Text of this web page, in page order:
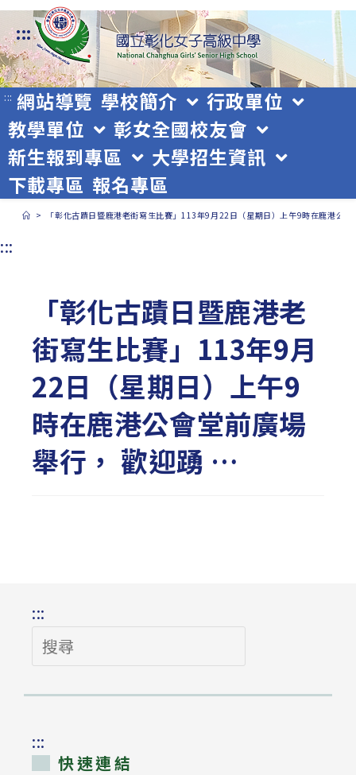
跳
轉
至
主
要
內
容
:::
::: 網站導覽 學校簡介
行政單位
教學單位
彰女全國校友會
新生報到專區
大學招生資訊
下載專區 報名專區
> 「彰化古蹟日暨鹿港老街寫生比賽」113年9月22日（星期日）上午9時在鹿港公
:::
「彰化古蹟日暨鹿港老
街寫生比賽」113年9月
22日（星期日）上午9
時在鹿港公會堂前廣場
舉行， 歡迎踴 …
:::
搜
尋
:::
快速連結